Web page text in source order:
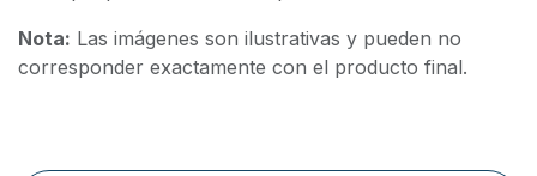
Nota: Las imágenes son ilustrativas y pueden no
corresponder exactamente con el producto final.